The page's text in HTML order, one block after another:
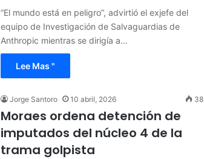
“El mundo está en peligro”, advirtió el exjefe del
equipo de Investigación de Salvaguardias de
Anthropic mientras se dirigía a…
Lee Mas "
Jorge Santoro 10 abril, 2026 38
Moraes ordena detención de
imputados del núcleo 4 de la
trama golpista